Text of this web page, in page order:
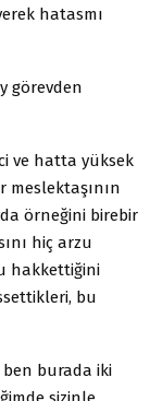
hatasmı
görevden
ve hatta yüksek
meslektaşının
örneğini birebir
hiç arzu
hakkettiğini
bu
ben burada iki